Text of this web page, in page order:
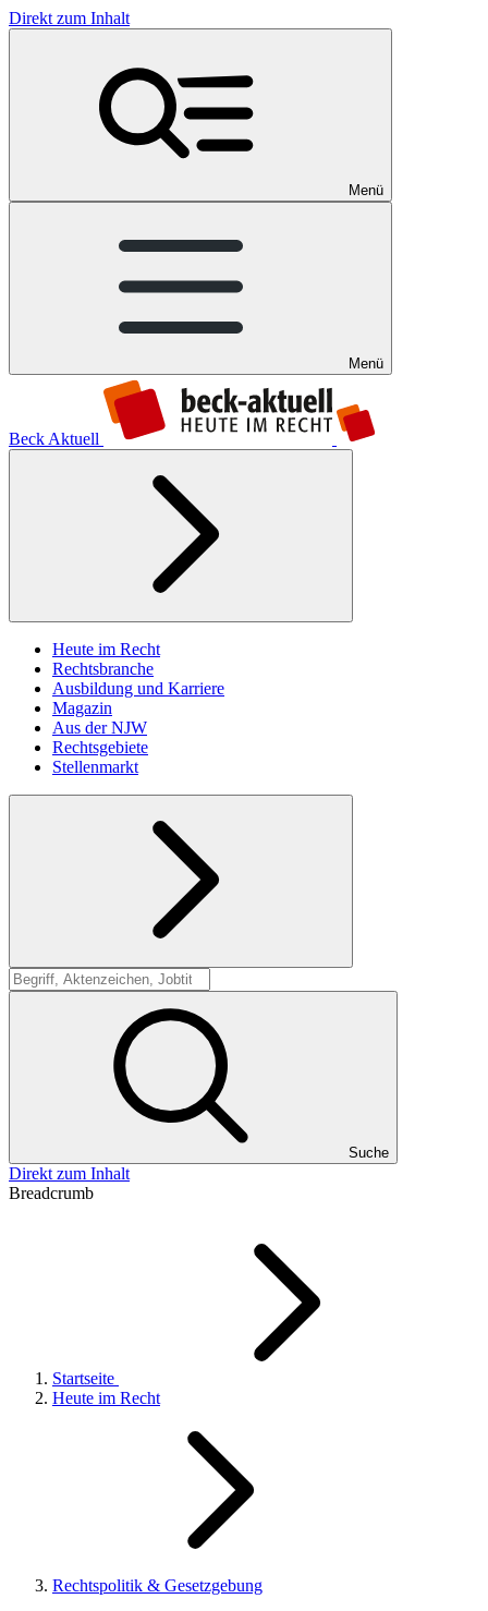
Direkt zum Inhalt
Menü
Menü
Beck Aktuell
Heute im Recht
Rechtsbranche
Ausbildung und Karriere
Magazin
Aus der NJW
Rechtsgebiete
Stellenmarkt
Suche
Suche
Direkt zum Inhalt
Breadcrumb
Startseite
Heute im Recht
Rechtspolitik & Gesetzgebung